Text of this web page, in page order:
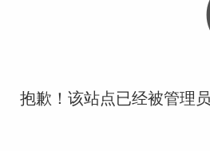
抱歉！该站点已经被管理